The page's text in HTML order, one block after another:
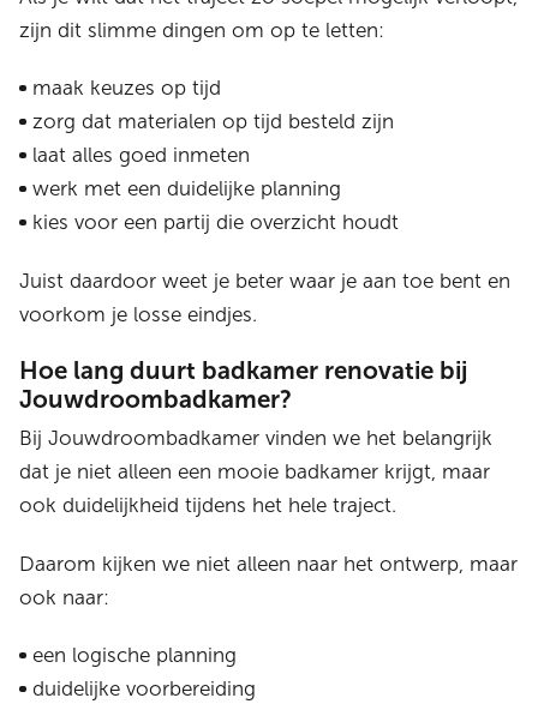
zijn dit slimme dingen om op te letten:
maak keuzes op tijd
zorg dat materialen op tijd besteld zijn
laat alles goed inmeten
werk met een duidelijke planning
kies voor een partij die overzicht houdt
Juist daardoor weet je beter waar je aan toe bent en
voorkom je losse eindjes.
Hoe lang duurt badkamer renovatie bij
Jouwdroombadkamer?
Bij Jouwdroombadkamer vinden we het belangrijk
dat je niet alleen een mooie badkamer krijgt, maar
ook duidelijkheid tijdens het hele traject.
Daarom kijken we niet alleen naar het ontwerp, maar
ook naar:
een logische planning
duidelijke voorbereiding